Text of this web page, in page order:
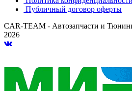
Публичный договор оферты
CAR-TEAM - Автозапчасти и
2026